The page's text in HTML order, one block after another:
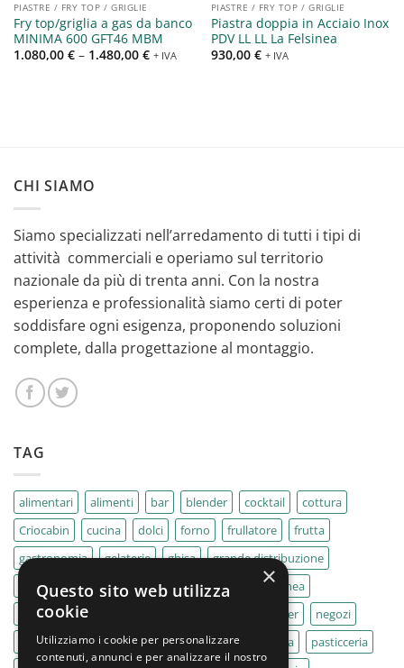
PIASTRE / FRY TOP / GRIGLIE
Fry top/griglia a gas da banco
MINIMA 600 GFT46 MBM
1.080,00 €– 1.480,00 € + IVA
PIASTRE / FRY TOP / GRIGLIE
Piastra doppia in Acciaio Inox
PDV LL LL La Felsinea
930,00 € + IVA
CHI SIAMO
Siamo specializzati nell’arredamento di tutti i tipi di
attività commerciali e operiamo sul territorio
nazionale da più di trenta anni. Con la nostra
esperienza e professionalità siamo certi di poter
soddisfare ogni esigenza, proponendo soluzioni
complete, dalla progettazione al montaggio.
TAG
alimentari alimenti bar blender cocktail
cottura
Criocabin
cucina dolci forno frullatore
frutta
gastronomia
gelaterie ghisa
grande distribuzione
IMPASTATRICE
impastatrici kebab
La Felsinea
MACELLERIA
mixer
negozi
Outlet
pane panifici panificio paninoteca
pasticceria
×
Questo sito web utilizza
cookie
Utilizziamo i cookie per personalizzare
contenuti, annunci e per analizzare il nostro